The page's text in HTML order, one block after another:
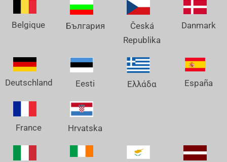
Belgique България
Česká
Republika
Danmark
Deutschland Eesti Ελλάδα España
France Hrvatska